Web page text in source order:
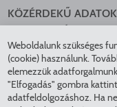
KÖZÉRDEKŰ ADATOK
KÖZLEKEDÉS
ADATKEZELÉS
ÁTLÁTHATÓ
COOKIE BEÁLLÍTÁSOK
Weboldalunk szükséges
(cookie) használunk.
elemezzük
"Elfogadás" gombra
adatfeldolgozáshoz. Ha